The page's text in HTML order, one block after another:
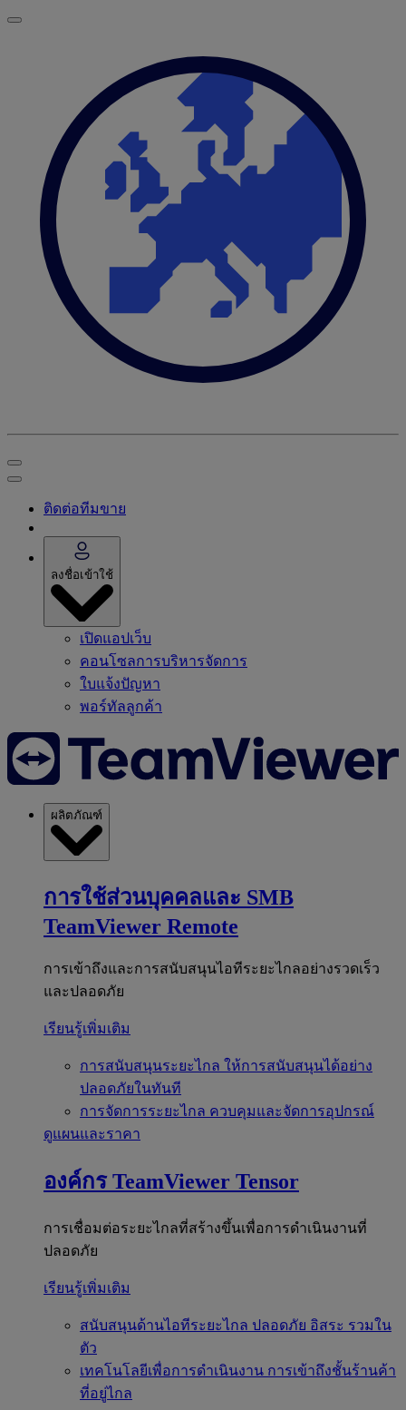
ติดต่อทีมขาย
ลงชื่อเข้าใช้
เปิดแอปเว็บ
คอนโซลการบริหารจัดการ
ใบแจ้งปัญหา
พอร์ทัลลูกค้า
ผลิตภัณฑ์
การใช้ส่วนบุคคลและ SMB
TeamViewer Remote
การเข้าถึงและการสนับสนุนไอทีระยะไกลอย่างรวดเร็ว
และปลอดภัย
เรียนรู้เพิ่มเติม
การสนับสนุนระยะไกล ให้การสนับสนุนได้อย่าง
ปลอดภัยในทันที
การจัดการระยะไกล ควบคุมและจัดการอุปกรณ์
ดูแผนและราคา
องค์กร TeamViewer Tensor
การเชื่อมต่อระยะไกลที่สร้างขึ้นเพื่อการดำเนินงานที่
ปลอดภัย
เรียนรู้เพิ่มเติม
สนับสนุนด้านไอทีระยะไกล ปลอดภัย อิสระ รวมใน
ตัว
เทคโนโลยีเพื่อการดำเนินงาน การเข้าถึงชั้นร้านค้า
ที่อยู่ไกล